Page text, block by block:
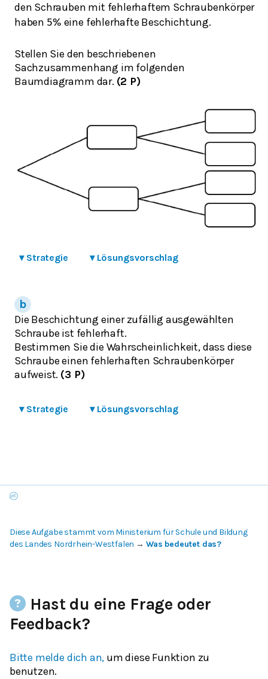
den Schrauben mit fehlerhaftem Schraubenkörper
haben 5% eine fehlerhafte Beschichtung.
Stellen Sie den beschriebenen
Sachzusammenhang im folgenden
Baumdiagramm dar. (2 P)
▾ Strategie ▾ Lösungsvorschlag
Die Beschichtung einer zufällig ausgewählten
Schraube ist fehlerhaft.
Bestimmen Sie die Wahrscheinlichkeit, dass diese
Schraube einen fehlerhaften Schraubenkörper
aufweist. (3 P)
▾ Strategie ▾ Lösungsvorschlag
Diese Aufgabe stammt vom Ministerium für Schule und Bildung
des Landes Nordrhein-Westfalen → Was bedeutet das?
Hast du eine Frage oder
Feedback?
Bitte melde dich an, um diese Funktion zu
benutzen.